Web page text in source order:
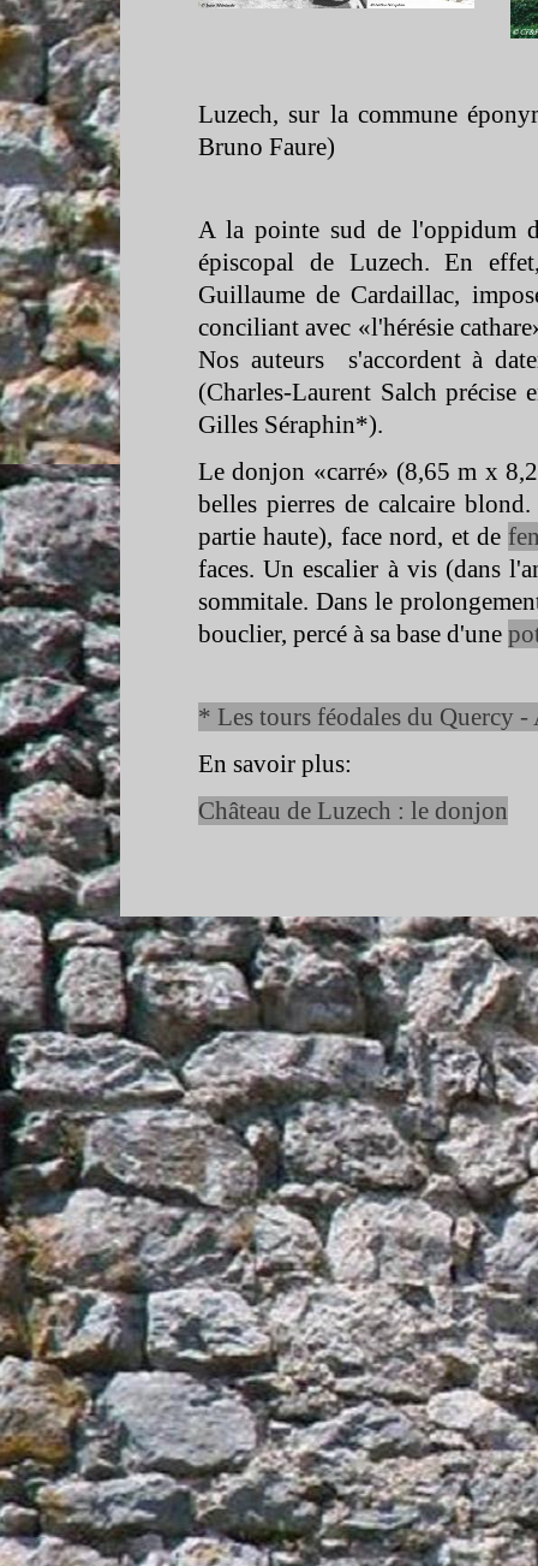
Luzech, sur la commune
Bruno Faure)
A la pointe sud de l'oppidum
épiscopal de Luzech. En
Guillaume de Cardaillac,
conciliant avec «l'hérésie
Nos auteurs s'accordent à
(Charles-Laurent Salch précise
Gilles Séraphin*).
Le donjon «carré» (8,65 m x
belles pierres de calcaire
partie haute), face nord, et de
faces. Un escalier à vis (dans
sommitale. Dans le
bouclier, percé à sa base d'une
* Les tours féodales du Quercy -
En savoir plus:
Château de Luzech : le donjon